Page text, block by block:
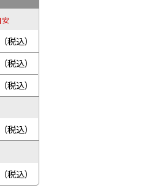
税込）
税込）
税込）
税込）
税込）